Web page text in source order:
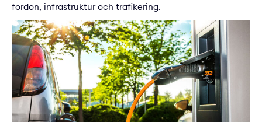
fordon, infrastruktur och trafikering.